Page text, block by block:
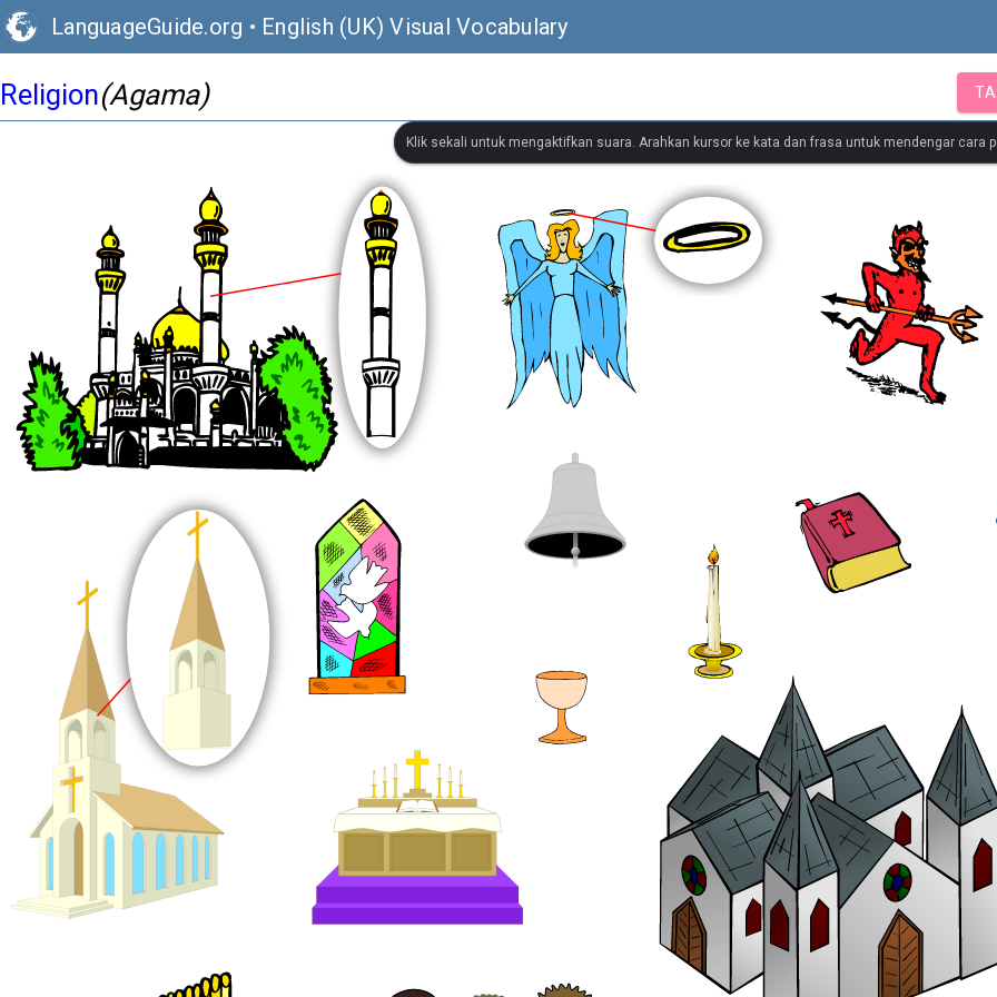
LanguageGuide.org • English (UK) Visual Vocabulary
Religion(Agama)
Klik sekali untuk mengaktifkan suara. Arahkan kursor ke kata dan frasa untuk mendengar cara